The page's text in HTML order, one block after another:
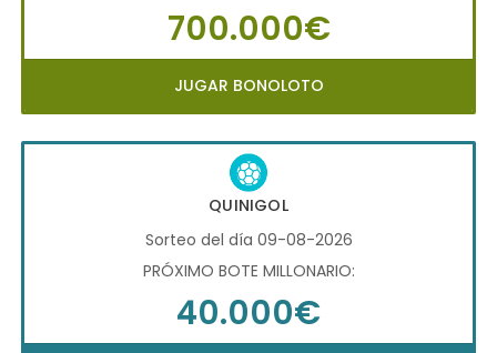
700.000€
JUGAR BONOLOTO
QUINIGOL
Sorteo del día 09-08-2026
PRÓXIMO BOTE MILLONARIO:
40.000€